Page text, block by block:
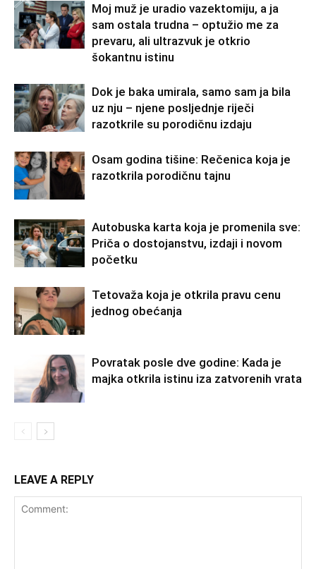
Moj muž je uradio vazektomiju, a ja
sam ostala trudna – optužio me za
prevaru, ali ultrazvuk je otkrio
šokantnu istinu
Dok je baka umirala, samo sam ja bila
uz nju – njene posljednje riječi
razotkrile su porodičnu izdaju
Osam godina tišine: Rečenica koja je
razotkrila porodičnu tajnu
Autobuska karta koja je promenila sve:
Priča o dostojanstvu, izdaji i novom
početku
Tetovaža koja je otkrila pravu cenu
jednog obećanja
Povratak posle dve godine: Kada je
majka otkrila istinu iza zatvorenih vrata
LEAVE A REPLY